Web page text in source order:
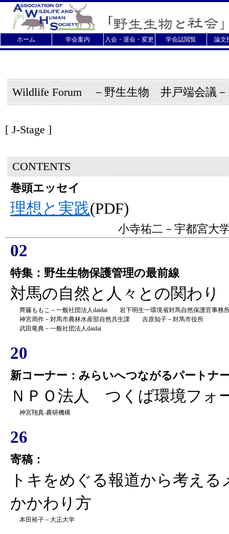
ホーム 学会案内 入会・退会・変更 学会誌閲覧 論文
Wildlife Forum －野生生物 井戸端会議
[ J-Stage ]
CONTENTS
巻頭エッセイ
理想と実践(PDF)
小寺祐二－宇都宮大
02
特集：野生生物保護管理の最前線
対馬の自然と人々との関わり
齊藤ももこ－一般社団法人daidai 岩下明生一環境省対馬自然保護官事務
神宮周作－対馬市農林水産部自然共生課 吉原知子－対馬市役所
武田竜典－一般社団法人daidai
20
新コーナー：みらいへつながるパートナ
ＮＰＯ法人 つくば環境フォ
神宮翔真-農研機構
26
寄稿：
トキをめぐる報道から考え
かかわり方
本田裕子－大正大学